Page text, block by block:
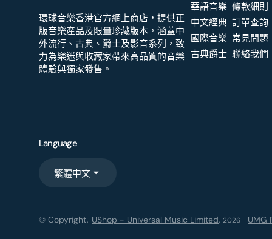
環球音樂香港官方網上商店，提供正
版音樂產品及限量珍藏版本，涵蓋中
外流行、古典、爵士及影音系列，致
力為樂迷與收藏家帶來高品質的音樂
體驗與獨家發售。
華語音樂
中文經典
國際音樂
古典爵士
條款細則
訂單查詢
常見問題
聯絡我們
Language
繁體中文
© Copyright, UShop - Universal Music Limited, 2026 UMG